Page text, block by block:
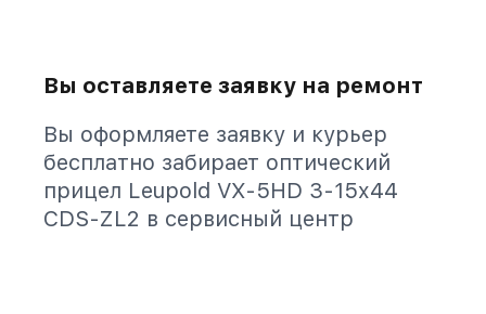
Вы оставляете заявку на ремонт
Вы оформляете заявку и курьер
бесплатно забирает оптический
прицел Leupold VX-5HD 3-15x44
CDS-ZL2 в сервисный центр